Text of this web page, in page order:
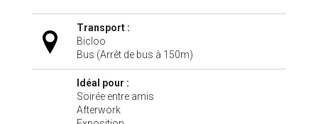
Transport :
Bicloo
Bus (Arrêt de bus à 150m)
Idéal pour :
Soirée entre amis
Afterwork